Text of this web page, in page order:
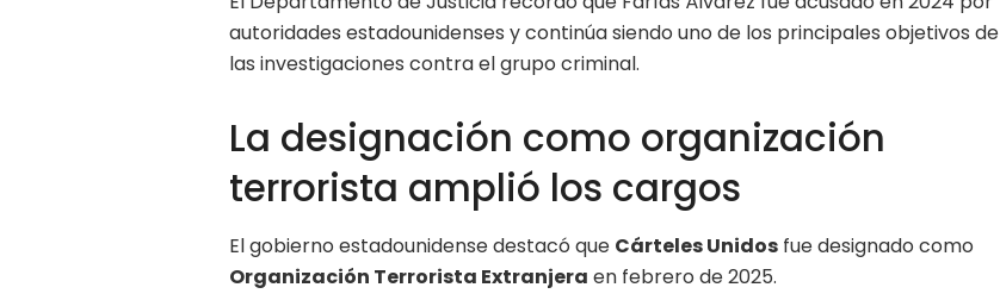
autoridades estadounidenses y continúa siendo uno de los principales objetivos de
las investigaciones contra el grupo criminal.
La designación como organización
terrorista amplió los cargos
El gobierno estadounidense destacó que Cárteles Unidos fue designado como
Organización Terrorista Extranjera en febrero de 2025.